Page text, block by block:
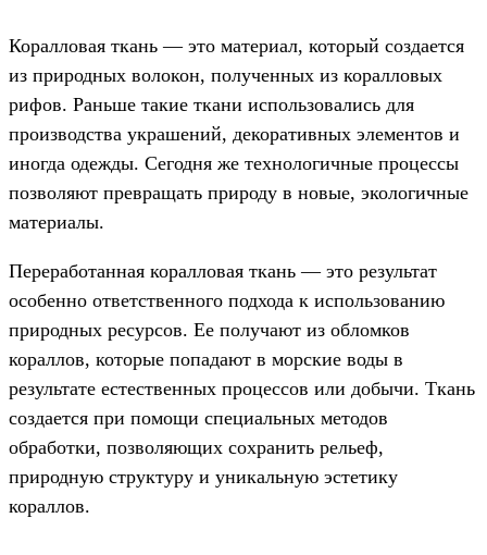
Коралловая ткань — это материал, который создается
из природных волокон, полученных из коралловых
рифов. Раньше такие ткани использовались для
производства украшений, декоративных элементов и
иногда одежды. Сегодня же технологичные процессы
позволяют превращать природу в новые, экологичные
материалы.
Переработанная коралловая ткань — это результат
особенно ответственного подхода к использованию
природных ресурсов. Ее получают из обломков
кораллов, которые попадают в морские воды в
результате естественных процессов или добычи. Ткань
создается при помощи специальных методов
обработки, позволяющих сохранить рельеф,
природную структуру и уникальную эстетику
кораллов.